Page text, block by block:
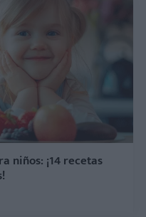
niños: ¡14 recetas